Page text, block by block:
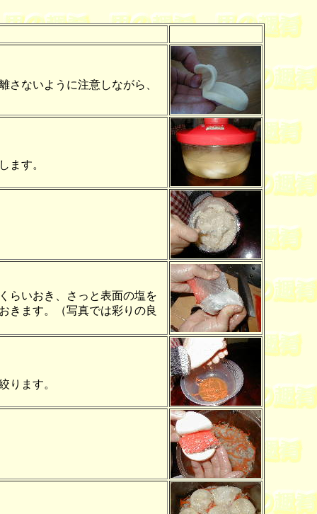
ないように注意しながら、
ます。
らいおき、さっと表面の塩を
きます。（写真では彩りの良
ります。